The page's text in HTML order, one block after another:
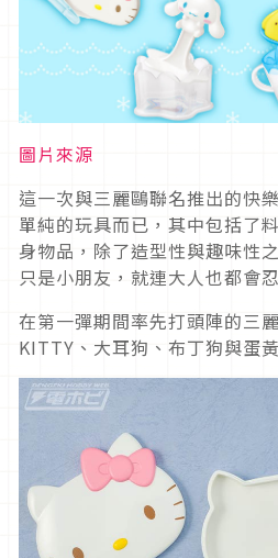
圖片來源
這一次與三麗鷗聯名推出的快
單純的玩具而已，其中包括了
身物品，除了造型性與趣味性
只是小朋友，就連大人也都會
在第一彈期間率先打頭陣的三
KITTY、大耳狗、布丁狗與蛋